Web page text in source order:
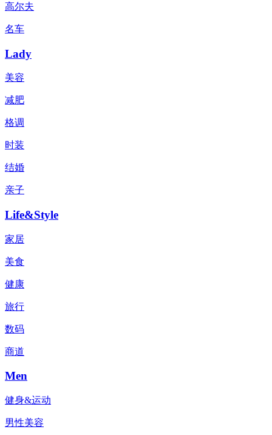
高尔夫
名车
Lady
美容
减肥
格调
时装
结婚
亲子
Life&Style
家居
美食
健康
旅行
数码
商道
Men
健身&运动
男性美容